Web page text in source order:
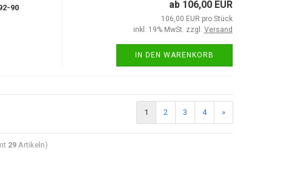
90
ab 106,00 EUR
106,00 EUR pro Stück
inkl. 19% MwSt. zzgl. Versand
IN DEN WARENKORB
1 2 3 4 »
29Artikeln)